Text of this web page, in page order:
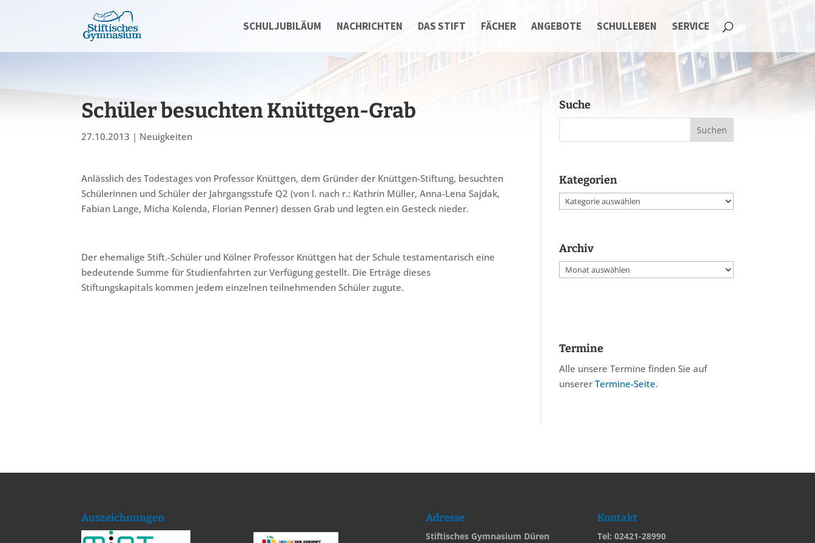
SCHULJUBILÄUM NACHRICHTEN DAS STIFT FÄCHER ANGEBOTE SCHULLEBEN SERVICE
Schüler besuchten Knüttgen-Grab
27.10.2013 | Neuigkeiten
Anlässlich des Todestages von Professor Knüttgen, dem Gründer der Knüttgen-Stiftung, besuchten
Schülerinnen und Schüler der Jahrgangsstufe Q2 (von l. nach r.: Kathrin Müller, Anna-Lena Sajdak,
Fabian Lange, Micha Kolenda, Florian Penner) dessen Grab und legten ein Gesteck nieder.
Der ehemalige Stift.-Schüler und Kölner Professor Knüttgen hat der Schule testamentarisch eine
bedeutende Summe für Studienfahrten zur Verfügung gestellt. Die Erträge dieses
Stiftungskapitals kommen jedem einzelnen teilnehmenden Schüler zugute.
Suche
Kategorien
Kategorien
Archiv
Archiv
Termine
Alle unsere Termine finden Sie auf
unserer Termine-Seite.
Auszeichnungen Adresse
Stiftisches Gymnasium Düren
Kontakt
Tel: 02421-28990